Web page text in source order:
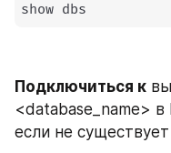
show dbs
Подключиться к
<database_name> в
если не существует